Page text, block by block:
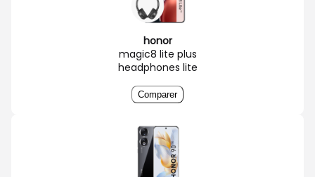
honor
magic8 lite plus
headphones lite
Comparer